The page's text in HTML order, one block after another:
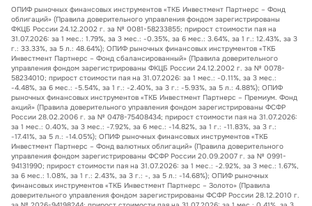
ОПИФ рыночных финансовых инструментов «ТКБ Инвестмент Партнерс – Фонд
облигаций» (Правила доверительного управления фондом зарегистрированы
ФКЦБ России 24.12.2002 г. за № 0081-58233855; прирост стоимости пая на
31.07.2026: за 1 мес.: 1.79%, за 3 мес.: -0.35%, за 6 мес.: 3.64%, за 1 г.: 12.43%, за 3
г.: 33.33%, за 5 л.: 48.64%); ОПИФ рыночных финансовых инструментов «ТКБ
Инвестмент Партнерс – Фонд сбалансированный» (Правила доверительного
управления фондом зарегистрированы ФКЦБ России 24.12.2002 г. за № 0078-
58234010; прирост стоимости пая на 31.07.2026: за 1 мес.: -0.11%, за 3 мес.:
-4.48%, за 6 мес.: -5.54%, за 1 г.: -2.40%, за 3 г.: -5.93%, за 5 л.: 4.88%); ОПИФ
рыночных финансовых инструментов «ТКБ Инвестмент Партнерс – Премиум. Фонд
акций» (Правила доверительного управления фондом зарегистрированы ФСФР
России 28.02.2006 г. за № 0478-75408434; прирост стоимости пая на 31.07.2026:
за 1 мес.: 0.40%, за 3 мес.: -7.92%, за 6 мес.: -14.82%, за 1 г.: -11.83%, за 3 г.:
-17.41%, за 5 л.: -14.05%); ОПИФ рыночных финансовых инструментов «ТКБ
Инвестмент Партнерс – Фонд валютных облигаций» (Правила доверительного
управления фондом зарегистрированы ФСФР России 20.09.2007 г. за № 0991-
94131990; прирост стоимости пая на 31.07.2026: за 1 мес.: -2.92%, за 3 мес.: 1.67%,
за 6 мес.: 1.08%, за 1 г.: 2.43%, за 3 г.: -, за 5 л.: -14.68%); ОПИФ рыночных
финансовых инструментов «ТКБ Инвестмент Партнерс – Золото» (Правила
доверительного управления фондом зарегистрированы ФСФР России 28.12.2010 г.